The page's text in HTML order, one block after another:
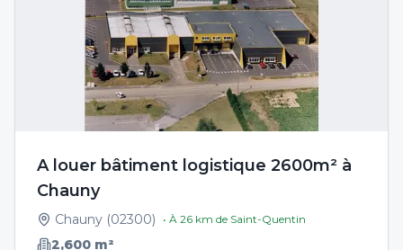
A louer bâtiment logistique 2600m² à
Chauny
Chauny (02300) • À 26 km de Saint-Quentin
2,600 m²